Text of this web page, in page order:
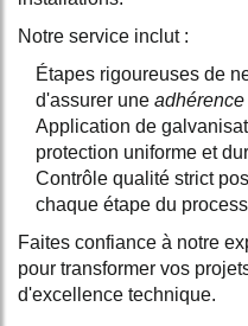
Notre service inclut :
Étapes rigoureuses de
d'assurer une
Application de
protection uniforme et
Contrôle qualité strict
chaque étape du
Faites confiance à notre
pour transformer vos
d'excellence technique.